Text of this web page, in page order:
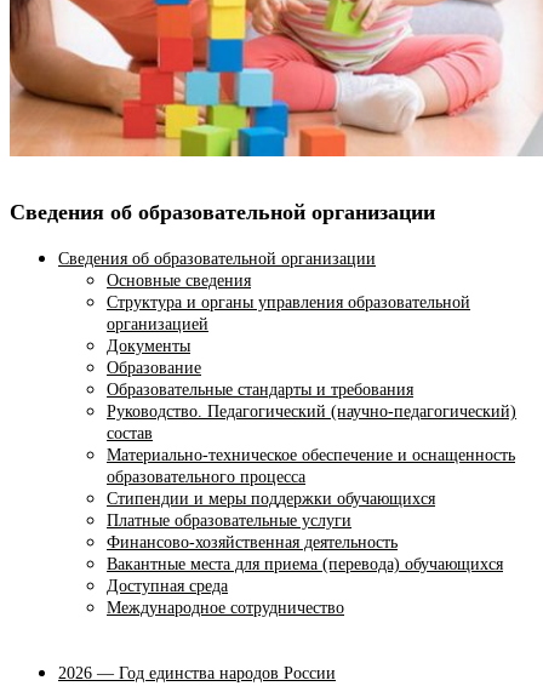
Сведения об образовательной организации
Сведения об образовательной организации
Основные сведения
Структура и органы управления образовательной
организацией
Документы
Образование
Образовательные стандарты и требования
Руководство. Педагогический (научно-педагогический)
состав
Материально-техническое обеспечение и оснащенность
образовательного процесса
Стипендии и меры поддержки обучающихся
Платные образовательные услуги
Финансово-хозяйственная деятельность
Вакантные места для приема (перевода) обучающихся
Доступная среда
Международное сотрудничество
2026 — Год единства народов России